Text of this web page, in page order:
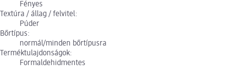
Fényes
Textúra / állag / felvitel:
Púder
Bőrtípus:
normál/minden bőrtípusra
Terméktulajdonságok:
Formaldehidmentes